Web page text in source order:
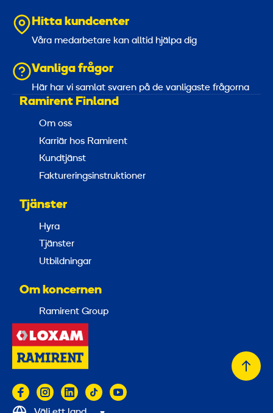
Hitta kundcenter
Våra medarbetare kan alltid hjälpa dig
Vanliga frågor
Här har vi samlat svaren på de vanligaste frågorna
Ramirent Finland
Om oss
Karriär hos Ramirent
Kundtjänst
Faktureringsinstruktioner
Tjänster
Hyra
Tjänster
Utbildningar
Om koncernen
Ramirent Group